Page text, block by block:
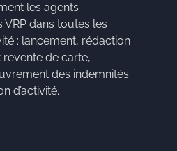
les agents
dans toutes les
: lancement, rédaction
de carte,
des indemnités
d’activité.